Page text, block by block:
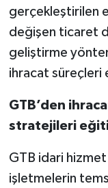
gerçekleştirilen
değişen ticaret
geliştirme
ihracat süreçleri
GTB’den
stratejileri
GTB idari
işletmelerin